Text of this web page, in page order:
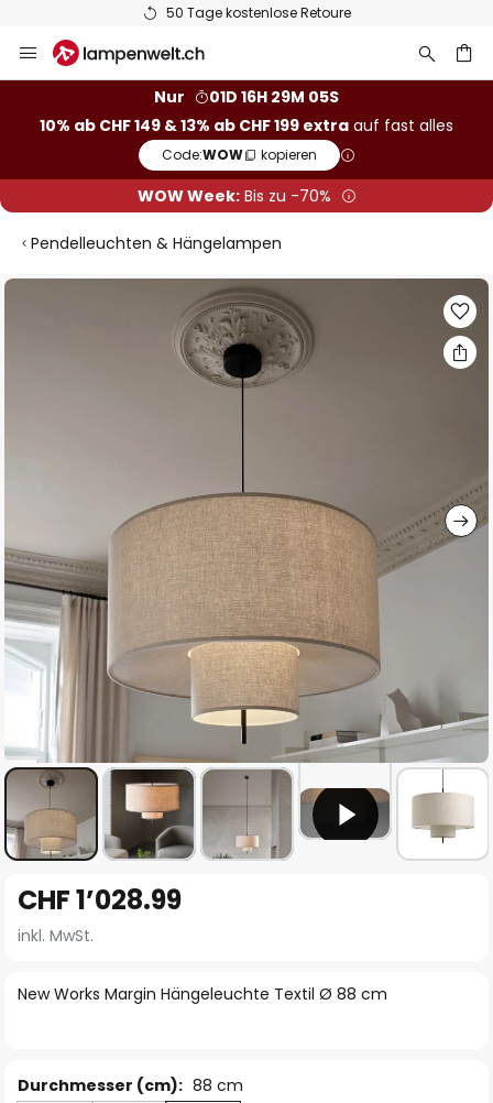
50 Tage kostenlose Retoure
Inhalt
Nur
01D 16H 29M 04S
10% ab CHF 149 & 13% ab CHF 199 extra auf fast alles
Code:WOW kopieren
WOW Week:Bis zu -70%
Pendelleuchten & Hängelampen
Zum
Anfang
der
springen
New Works Margin Hängeleuchte Textil Ø 88 cm
CHF 1’028.99
inkl. MwSt.
Durchmesser (cm): 88 cm